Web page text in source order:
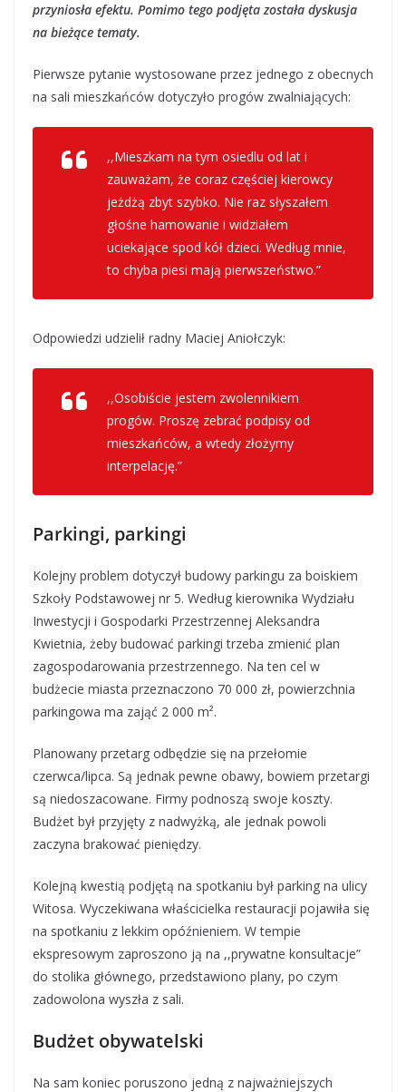
przyniosła efektu. Pomimo tego podjęta została dyskusja
na bieżące tematy.
Pierwsze pytanie wystosowane przez jednego z obecnych
na sali mieszkańców dotyczyło progów zwalniających:
,,Mieszkam na tym osiedlu od lat i
zauważam, że coraz częściej kierowcy
jeżdżą zbyt szybko. Nie raz słyszałem
głośne hamowanie i widziałem
uciekające spod kół dzieci. Według mnie,
to chyba piesi mają pierwszeństwo.”
Odpowiedzi udzielił radny Maciej Aniołczyk:
,,Osobiście jestem zwolennikiem
progów. Proszę zebrać podpisy od
mieszkańców, a wtedy złożymy
interpelację.”
Parkingi, parkingi
Kolejny problem dotyczył budowy parkingu za boiskiem
Szkoły Podstawowej nr 5. Według kierownika Wydziału
Inwestycji i Gospodarki Przestrzennej Aleksandra
Kwietnia, żeby budować parkingi trzeba zmienić plan
zagospodarowania przestrzennego. Na ten cel w
budżecie miasta przeznaczono 70 000 zł, powierzchnia
parkingowa ma zająć 2 000 m².
Planowany przetarg odbędzie się na przełomie
czerwca/lipca. Są jednak pewne obawy, bowiem przetargi
są niedoszacowane. Firmy podnoszą swoje koszty.
Budżet był przyjęty z nadwyżką, ale jednak powoli
zaczyna brakować pieniędzy.
Kolejną kwestią podjętą na spotkaniu był parking na ulicy
Witosa. Wyczekiwana właścicielka restauracji pojawiła się
na spotkaniu z lekkim opóźnieniem. W tempie
ekspresowym zaproszono ją na ,,prywatne konsultacje”
do stolika głównego, przedstawiono plany, po czym
zadowolona wyszła z sali.
Budżet obywatelski
Na sam koniec poruszono jedną z najważniejszych